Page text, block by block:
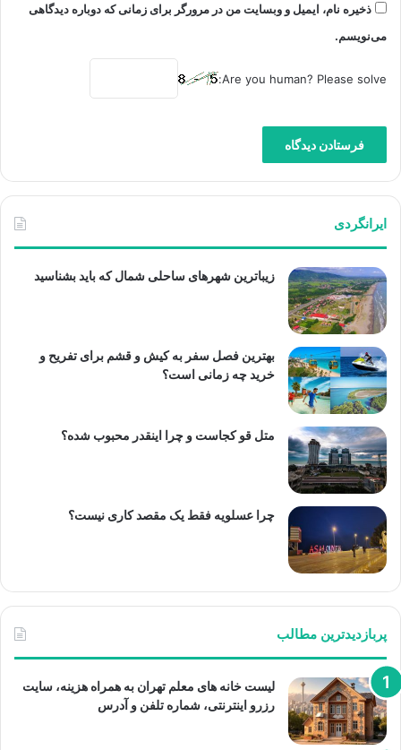
ذخیره نام، ایمیل و وبسایت من در مرورگر برای زمانی که دوباره دیدگاهی
می‌نویسم.
Are you human? Please solve:
ایرانگردی
زیباترین شهرهای ساحلی شمال که باید بشناسید
بهترین فصل سفر به کیش و قشم برای تفریح و
خرید چه زمانی است؟
متل قو کجاست و چرا اینقدر محبوب شده؟
چرا عسلویه فقط یک مقصد کاری نیست؟
پربازدیدترین مطالب
لیست خانه های معلم تهران به همراه هزینه، سایت
رزرو اینترنتی، شماره تلفن و آدرس